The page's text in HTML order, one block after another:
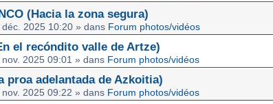
(Hacia la zona segura)
déc. 2025 10:20 » dans Forum photos/vidéos
el recóndito valle de Artze)
nov. 2025 09:01 » dans Forum photos/vidéos
proa adelantada de Azkoitia)
nov. 2025 09:22 » dans Forum photos/vidéos